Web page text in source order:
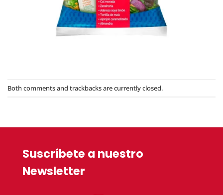
Both comments and trackbacks are currently closed.
Suscríbete a nuestro
Newsletter